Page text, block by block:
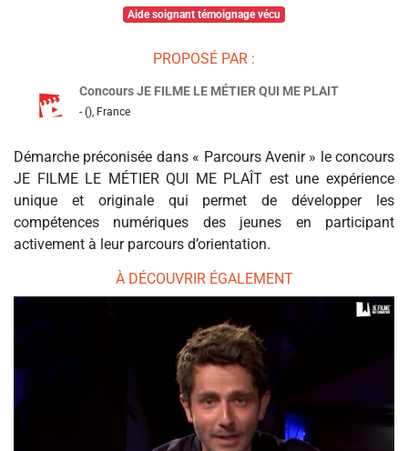
Aide soignant témoignage vécu
PROPOSÉ PAR :
Concours JE FILME LE MÉTIER QUI ME PLAIT
- (), France
Démarche préconisée dans « Parcours Avenir » le concours
JE FILME LE MÉTIER QUI ME PLAÎT est une expérience
unique et originale qui permet de développer les
compétences numériques des jeunes en participant
activement à leur parcours d’orientation.
À DÉCOUVRIR ÉGALEMENT